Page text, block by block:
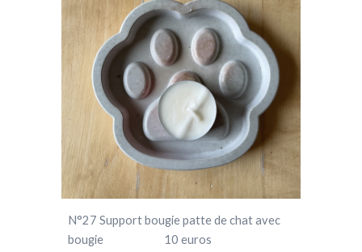
N°27 Support bougie patte de chat avec
bougie 10 euros